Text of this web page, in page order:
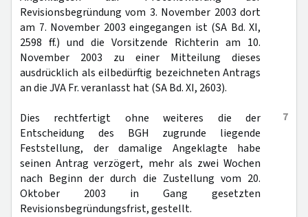
Revisionsbegründung vom 3. November 2003 dort
am 7. November 2003 eingegangen ist (SA Bd. XI,
2598 ff.) und die Vorsitzende Richterin am 10.
November 2003 zu einer Mitteilung dieses
ausdrücklich als eilbedürftig bezeichneten Antrags
an die JVA Fr. veranlasst hat (SA Bd. XI, 2603).
7
Dies rechtfertigt ohne weiteres die der
Entscheidung des BGH zugrunde liegende
Feststellung, der damalige Angeklagte habe
seinen Antrag verzögert, mehr als zwei Wochen
nach Beginn der durch die Zustellung vom 20.
Oktober 2003 in Gang gesetzten
Revisionsbegründungsfrist, gestellt.